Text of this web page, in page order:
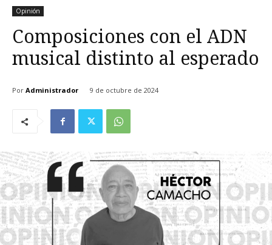
Opinión
Composiciones con el ADN
musical distinto al esperado
Por Administrador 9 de octubre de 2024